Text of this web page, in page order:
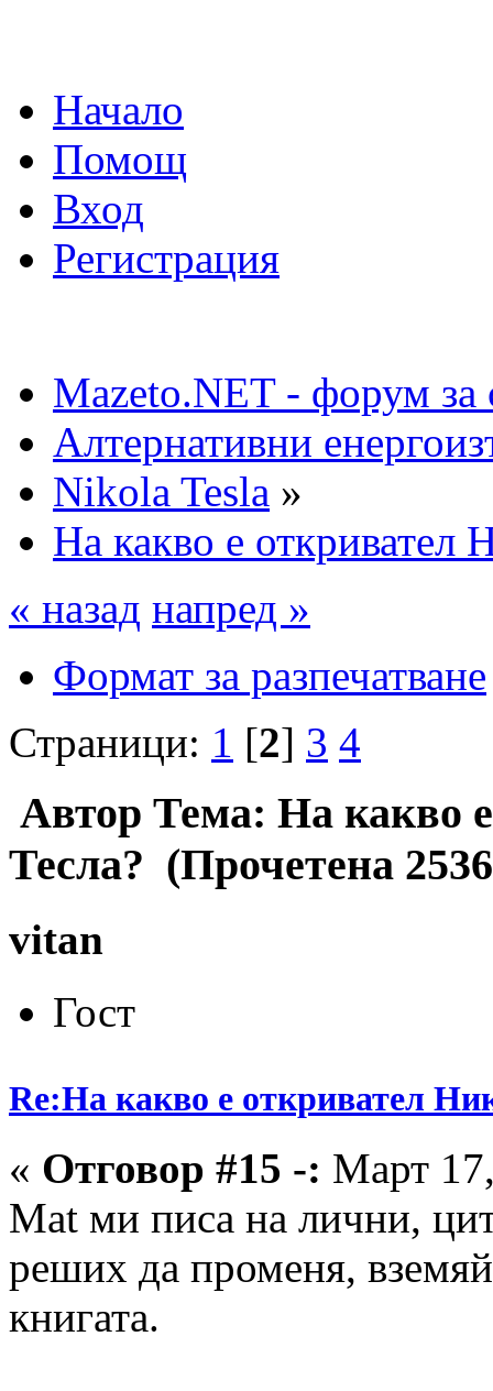
Начало
Помощ
Вход
Регистрация
Mazeto.NET - форум за
Алтернативни
Nikola Tesla »
На какво е откривател
« назад напред »
Формат за разпечатване
Страници: 1 [2] 3 4
Автор Тема: На какво
Тесла? (Прочетена
vitan
Гост
Re:На какво е откривател
« Отговор #15 -: Март
Mat ми писа на лични,
реших да променя,
книгата.